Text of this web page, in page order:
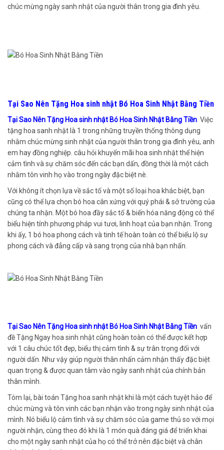
chúc mừng ngày sanh nhật của người thân trong gia đình yêu.
Tại Sao Nên Tặng Hoa sinh nhật Bó Hoa Sinh Nhật Bằng Tiền
Tại Sao Nên Tặng Hoa sinh nhật Bó Hoa Sinh Nhật Bằng Tiền Việc
tặng hoa sanh nhật là 1 trong những truyền thống thông dụng
nhằm chúc mừng sinh nhật của người thân trong gia đình yêu, anh
em hay đồng nghiệp. câu hỏi khuyến mãi hoa sinh nhật thể hiện
cảm tình và sự chăm sóc đến các bạn dấn, đồng thời là một cách
nhằm tôn vinh họ vào trong ngày đặc biệt nè.
Với không ít chọn lựa về sắc tố và một số loại hoa khác biệt, bạn
cũng có thể lựa chọn bó hoa cân xứng với quý phái & sở trường của
chúng ta nhận. Một bó hoa đầy sắc tố & biến hóa năng động có thể
biểu hiện tính phương pháp vui tươi, linh hoạt của bạn nhận. Trong
khi ấy, 1 bó hoa phong cách và tinh tế hoàn toàn có thể biểu lộ sự
phong cách và đẳng cấp và sang trọng của nhà bạn nhấn.
Tại Sao Nên Tặng Hoa sinh nhật Bó Hoa Sinh Nhật Bằng Tiền vấn
đề Tặng Ngay hoa sinh nhật cũng hoàn toàn có thể được kết hợp
với 1 câu chúc tốt đẹp, biểu thị cảm tình & sự trân trọng đối với
người dấn. Như vậy giúp người thân nhấn cảm nhận thấy đặc biệt
quan trọng & được quan tâm vào ngày sanh nhật của chính bản
thân mình.
Tóm lại, bài toán Tặng hoa sanh nhật khi là một cách tuyệt hảo để
chúc mừng và tôn vinh các bạn nhận vào trong ngày sinh nhật của
mình. Nó biểu lộ cảm tình và sự chăm sóc của game thủ so với mọi
người nhận, cùng theo đó khi là 1 món quà đáng giá để triển khai
cho một ngày sanh nhật của họ có thể trở nên đặc biệt và chân